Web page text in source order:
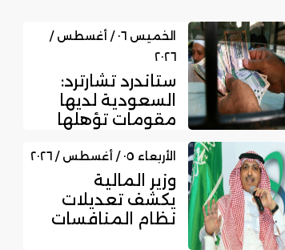
الخميس ٠٦ / أغسطس /
٢٠٢٦
ستاندرد تشارترد:
السعودية لديها
مقومات تؤهلها
بمجال الت...
الأربعاء ٠٥ / أغسطس / ٢٠٢٦
وزير المالية
يكشف تعديلات
نظام المنافسات